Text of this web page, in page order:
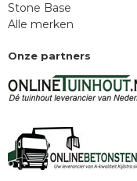
Stone Base
Alle merken
Onze partners